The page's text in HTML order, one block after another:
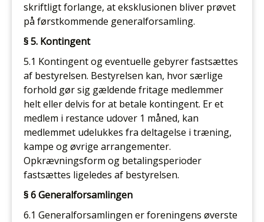
skriftligt forlange, at eksklusionen bliver prøvet
på førstkommende generalforsamling.
§ 5. Kontingent
5.1 Kontingent og eventuelle gebyrer fastsættes
af bestyrelsen. Bestyrelsen kan, hvor særlige
forhold gør sig gældende fritage medlemmer
helt eller delvis for at betale kontingent. Er et
medlem i restance udover 1 måned, kan
medlemmet udelukkes fra deltagelse i træning,
kampe og øvrige arrangementer.
Opkrævningsform og betalingsperioder
fastsættes ligeledes af bestyrelsen.
§ 6 Generalforsamlingen
6.1 Generalforsamlingen er foreningens øverste